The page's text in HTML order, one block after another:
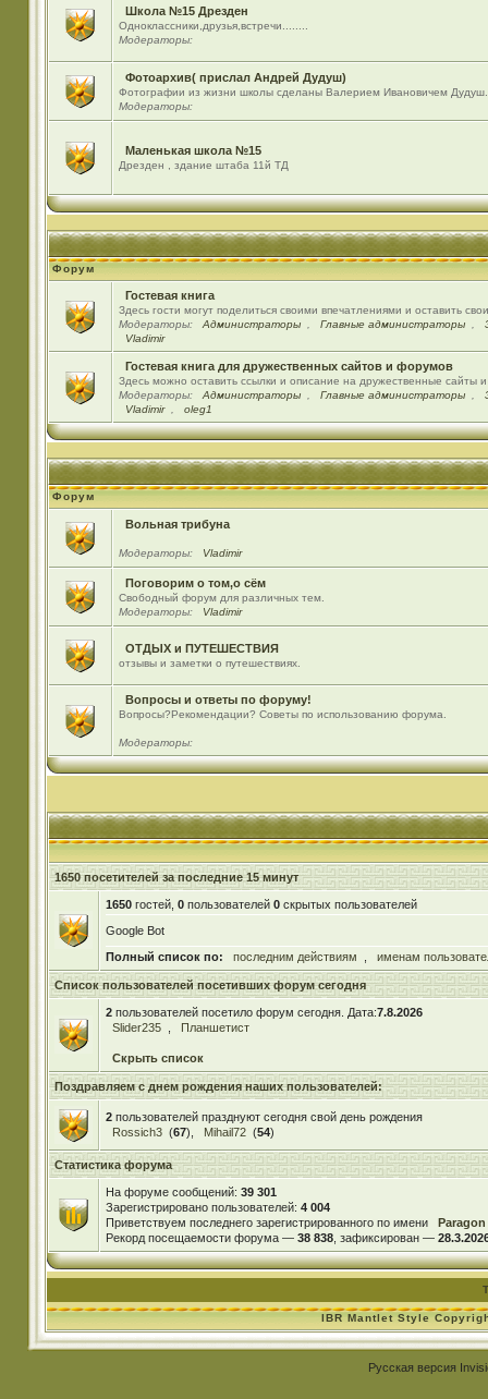
Школа №15 Дрезден
Одноклассники,друзья,встречи........
Модераторы:
Фотоархив( прислал Андрей Дудуш)
Фотографии из жизни школы сделаны Валерием Ивановичем Дудуш.
Модераторы:
Маленькая школа №15
Дрезден , здание штаба 11й ТД
Форум
Гостевая книга
Здесь гости могут поделиться своими впечатлениями и оставить
Модераторы:
Администраторы Главные администраторы
Vladimir
Гостевая книга для дружественных сайтов и форумов
Здесь можно оставить ссылки и описание на дружественные сайты
Модераторы:
Администраторы Главные администраторы
Vladimir
oleg1
Форум
Вольная трибуна
Модераторы: Vladimir
Поговорим о том,о сём
Свободный форум для различных тем.
Модераторы:
Vladimir
ОТДЫХ и ПУТЕШЕСТВИЯ
отзывы и заметки о путешествиях.
Вопросы и ответы по форуму!
Вопросы?Рекомендации? Советы по использованию форума.
Модераторы:
1650 посетителей за последние 15 минут
1650гостей, 0пользователей 0скрытых пользователей
Google Bot
Полный список по:
последним действиям именам
Список пользователей посетивших форум сегодня
2пользователей посетило форум сегодня. Дата:7.8.2026
Slider235
Планшетист
Скрыть список
Поздравляем с днем рождения наших пользователей:
2пользователей празднуют сегодня свой день рождения
Rossich3 (67), Mihail72 (54)
Статистика форума
На форуме сообщений: 39 301
Зарегистрировано пользователей: 4 004
Приветствуем последнего зарегистрированного по имени
Paragon
Рекорд посещаемости форума — 38 838, зафиксирован —
IBR Mantlet Style
Русская версия